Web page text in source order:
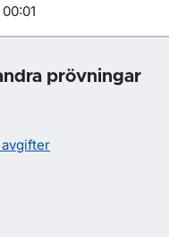
prövningar